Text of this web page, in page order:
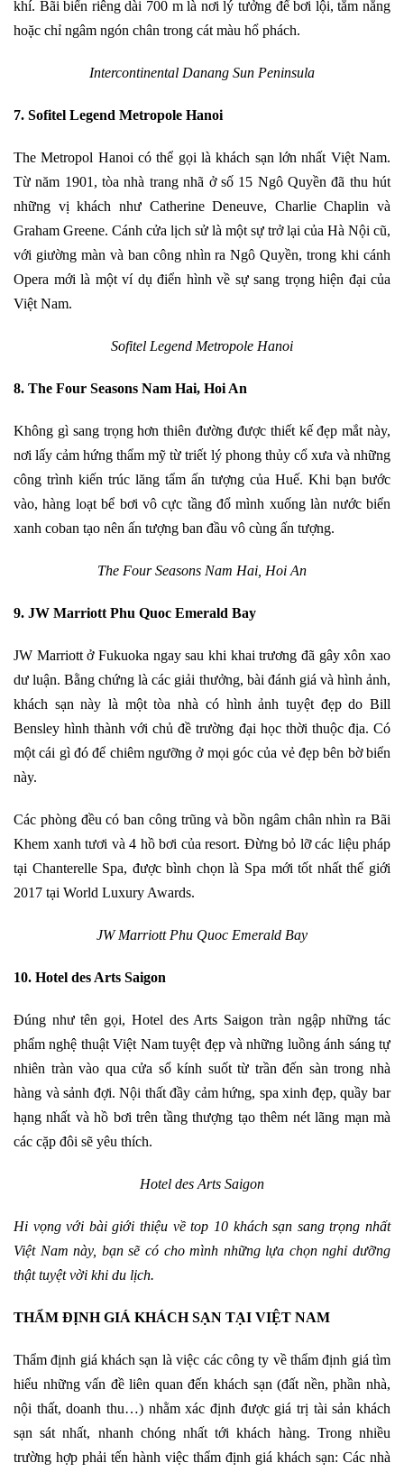
khí. Bãi biển riêng dài 700 m là nơi lý tưởng để bơi lội, tắm nắng
hoặc chỉ ngâm ngón chân trong cát màu hổ phách.
Intercontinental Danang Sun Peninsula
7. Sofitel Legend Metropole Hanoi
The Metropol Hanoi có thể gọi là khách sạn lớn nhất Việt Nam.
Từ năm 1901, tòa nhà trang nhã ở số 15 Ngô Quyền đã thu hút
những vị khách như Catherine Deneuve, Charlie Chaplin và
Graham Greene. Cánh cửa lịch sử là một sự trở lại của Hà Nội cũ,
với giường màn và ban công nhìn ra Ngô Quyền, trong khi cánh
Opera mới là một ví dụ điển hình về sự sang trọng hiện đại của
Việt Nam.
Sofitel Legend Metropole Hanoi
8. The Four Seasons Nam Hai, Hoi An
Không gì sang trọng hơn thiên đường được thiết kế đẹp mắt này,
nơi lấy cảm hứng thẩm mỹ từ triết lý phong thủy cổ xưa và những
công trình kiến ​​trúc lăng tẩm ấn tượng của Huế. Khi bạn bước
vào, hàng loạt bể bơi vô cực tầng đổ mình xuống làn nước biển
xanh coban tạo nên ấn tượng ban đầu vô cùng ấn tượng.
The Four Seasons Nam Hai, Hoi An
9. JW Marriott Phu Quoc Emerald Bay
JW Marriott ở Fukuoka ngay sau khi khai trương đã gây xôn xao
dư luận. Bằng chứng là các giải thưởng, bài đánh giá và hình ảnh,
khách sạn này là một tòa nhà có hình ảnh tuyệt đẹp do Bill
Bensley hình thành với chủ đề trường đại học thời thuộc địa. Có
một cái gì đó để chiêm ngưỡng ở mọi góc của vẻ đẹp bên bờ biển
này.
Các phòng đều có ban công trũng và bồn ngâm chân nhìn ra Bãi
Khem xanh tươi và 4 hồ bơi của resort. Đừng bỏ lỡ các liệu pháp
tại Chanterelle Spa, được bình chọn là Spa mới tốt nhất thế giới
2017 tại World Luxury Awards.
JW Marriott Phu Quoc Emerald Bay
10. Hotel des Arts Saigon
Đúng như tên gọi, Hotel des Arts Saigon tràn ngập những tác
phẩm nghệ thuật Việt Nam tuyệt đẹp và những luồng ánh sáng tự
nhiên tràn vào qua cửa sổ kính suốt từ trần đến sàn trong nhà
hàng và sảnh đợi. Nội thất đầy cảm hứng, spa xinh đẹp, quầy bar
hạng nhất và hồ bơi trên tầng thượng tạo thêm nét lãng mạn mà
các cặp đôi sẽ yêu thích.
Hotel des Arts Saigon
Hi vọng với bài giới thiệu về top 10 khách sạn sang trọng nhất
Việt Nam này, bạn sẽ có cho mình những lựa chọn nghỉ dưỡng
thật tuyệt vời khi du lịch.
THẨM ĐỊNH GIÁ KHÁCH SẠN TẠI VIỆT NAM
Thẩm định giá khách sạn là việc các công ty về thẩm định giá tìm
hiểu những vấn đề liên quan đến khách sạn (đất nền, phần nhà,
nội thất, doanh thu…) nhằm xác định được giá trị tài sản khách
sạn sát nhất, nhanh chóng nhất tới khách hàng. Trong nhiều
trường hợp phải tến hành việc thẩm định giá khách sạn: Các nhà